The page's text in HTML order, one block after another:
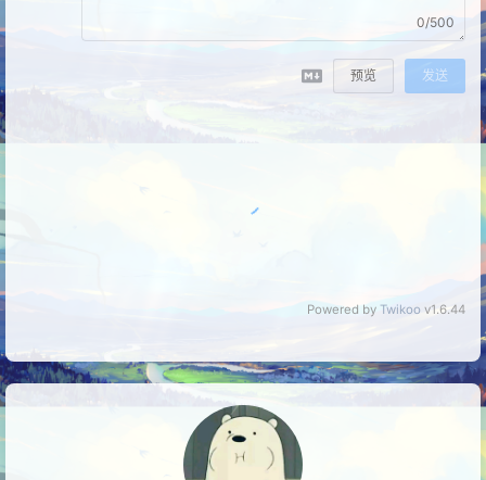
0/500
预览 发送
Powered by Twikoo v1.6.44